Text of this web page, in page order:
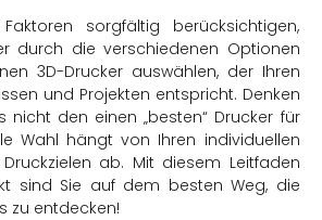
sorgfältig berücksichtigen,
durch die verschiedenen Optionen
3D-Drucker auswählen, der Ihren
und Projekten entspricht. Denken
nicht den einen „besten“ Drucker für
Wahl hängt von Ihren individuellen
ab. Mit diesem Leitfaden
sind Sie auf dem besten Weg, die
zu entdecken!